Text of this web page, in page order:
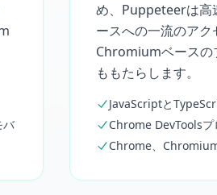
バ
め、Puppeteerは高
ースへの一流のアク
Chromiumベースの
ももたらします。
JavaScriptと
Chrome DevToolsプ
Chrome、